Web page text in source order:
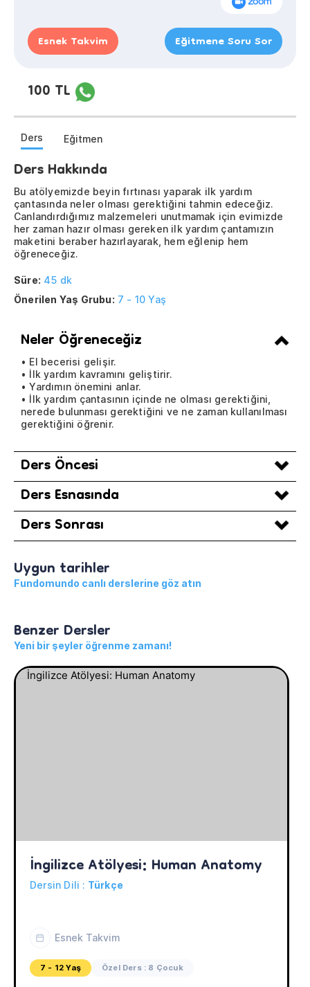
Esnek Takvim Eğitmene Soru Sor
100 TL
Ders Eğitmen
Ders Hakkında
Bu atölyemizde beyin fırtınası yaparak ilk yardım
çantasında neler olması gerektiğini tahmin edeceğiz.
Canlandırdığımız malzemeleri unutmamak için evimizde
her zaman hazır olması gereken ilk yardım çantamızın
maketini beraber hazırlayarak, hem eğlenip hem
öğreneceğiz.
Süre: 45 dk
Önerilen Yaş Grubu: 7 - 10 Yaş
Neler Öğreneceğiz
• El becerisi gelişir.
• İlk yardım kavramını geliştirir.
• Yardımın önemini anlar.
• İlk yardım çantasının içinde ne olması gerektiğini,
nerede bulunması gerektiğini ve ne zaman kullanılması
gerektiğini öğrenir.
Ders Öncesi
Ders Esnasında
Ders Sonrası
Uygun tarihler
Fundomundo canlı derslerine göz atın
Benzer Dersler
Yeni bir şeyler öğrenme zamanı!
İngilizce Atölyesi: Human Anatomy
Dersin Dili : Türkçe
Esnek Takvim
7 - 12 Yaş Özel Ders : 8 Çocuk